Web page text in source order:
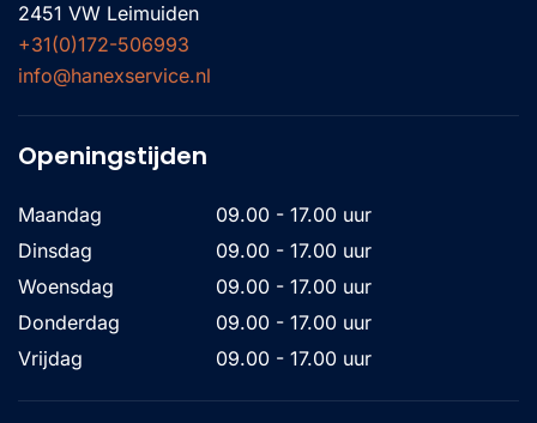
2451 VW Leimuiden
+31(0)172-506993
info@hanexservice.nl
Openingstijden
Maandag
09.00 - 17.00 uur
Dinsdag
09.00 - 17.00 uur
Woensdag
09.00 - 17.00 uur
Donderdag
09.00 - 17.00 uur
Vrijdag
09.00 - 17.00 uur